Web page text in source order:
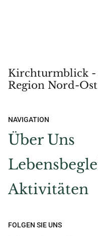
Kirchturmblick -
Region Nord-Ost
NAVIGATION
Über Uns
Aktivitäten
FOLGEN SIE UNS